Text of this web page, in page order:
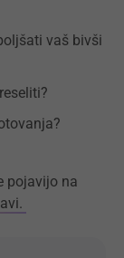
vaš bivši
pojavijo na